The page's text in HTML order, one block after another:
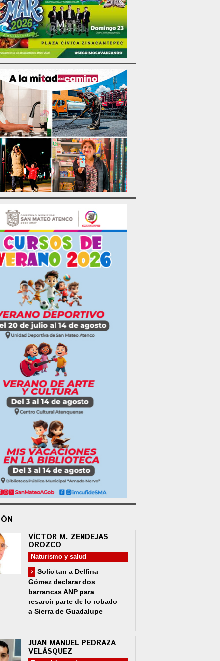
VÍCTOR M. ZENDEJAS
OROZCO
Naturismo y salud
Solicitan a Delfina
Gómez declarar dos
barrancas ANP para
resarcir parte de lo robado
a Sierra de Guadalupe
JUAN MANUEL PEDRAZA
VELÁSQUEZ